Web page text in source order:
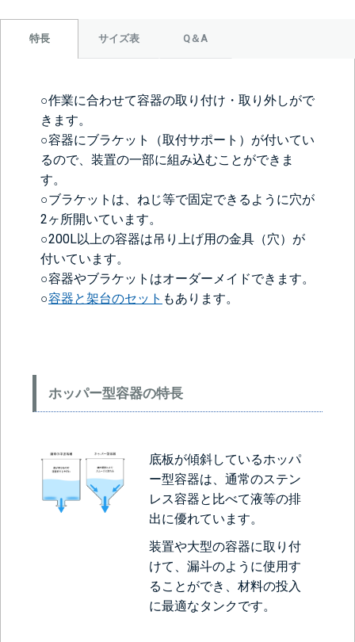
特長 サイズ表 Q＆A
○作業に合わせて容器の取り付け・取り外しがで
きます。
○容器にブラケット（取付サポート）が付いてい
るので、装置の一部に組み込むことができま
す。
○ブラケットは、ねじ等で固定できるように穴が
2ヶ所開いています。
○200L以上の容器は吊り上げ用の金具（穴）が
付いています。
○容器やブラケットはオーダーメイドできます。
○容器と架台のセット もあります。
ホッパー型容器の特長
底板が傾斜しているホッパ
ー型容器は、通常のステン
レス容器と比べて液等の排
出に優れています。
装置や大型の容器に取り付
けて、漏斗のように使用す
ることができ、材料の投入
に最適なタンクです。